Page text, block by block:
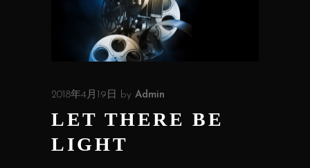
2018年4月19日 by Admin
LET THERE BE
LIGHT